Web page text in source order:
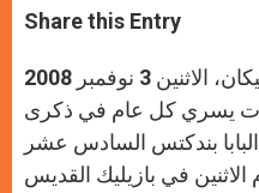
t
s
p
p
s
e
g
e
r
e
b
o
k
r
Share this Entry
الفاتيكان، الاثنين 3 نوفمبر 2008 (zenit.org). – عن
بات يسري كل عام في ذكرى
بندكتس السادس عشر
الاثنين في بازيليك القديس